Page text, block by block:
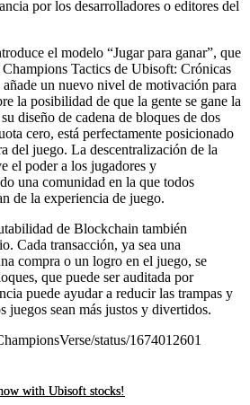
por los desarrolladores o editores del
el modelo “Jugar para ganar”, que
Tactics de Ubisoft: Crónicas
un nuevo nivel de motivación para
la posibilidad de que la gente se gane la
diseño de cadena de bloques de dos
cero, está perfectamente posicionado
del juego. La descentralización de la
el poder a los jugadores y
una comunidad en la que todos
de la experiencia de juego.
de Blockchain también
Cada transacción, ya sea una
compra o un logro en el juego, se
que puede ser auditada por
puede ayudar a reducir las trampas y
juegos sean más justos y divertidos.
status/1674012601
with Ubisoft stocks!